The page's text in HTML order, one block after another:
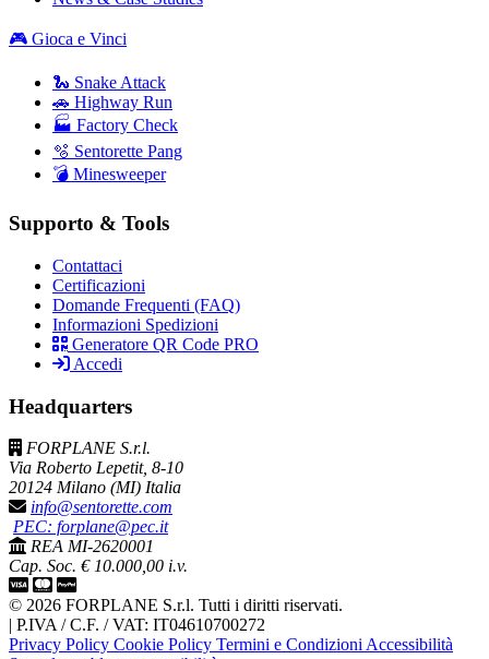
🎮 Gioca e Vinci
🐍 Snake Attack
🚗 Highway Run
🏭 Factory Check
🫧 Sentorette Pang
💣 Minesweeper
Supporto & Tools
Contattaci
Certificazioni
Domande Frequenti (FAQ)
Informazioni Spedizioni
Generatore QR Code PRO
Accedi
Headquarters
FORPLANE S.r.l.
Via Roberto Lepetit, 8-10
20124 Milano (MI) Italia
info@sentorette.com
PEC: forplane@pec.it
REA MI-2620001
Cap. Soc. € 10.000,00 i.v.
© 2026 FORPLANE S.r.l. Tutti i diritti riservati.
| P.IVA / C.F. / VAT: IT04610700272
Privacy Policy Cookie Policy Termini e Condizioni Accessibilità